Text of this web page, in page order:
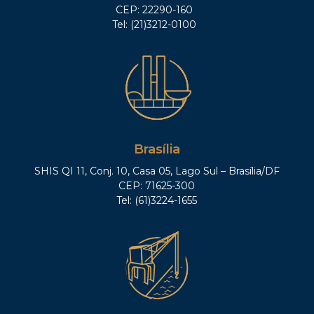
CEP: 22290-160
Tel: (21)3212-0100
Brasília
SHIS QI 11, Conj. 10, Casa 05, Lago Sul – Brasília/DF
CEP: 71625-300
Tel: (61)3224-1655